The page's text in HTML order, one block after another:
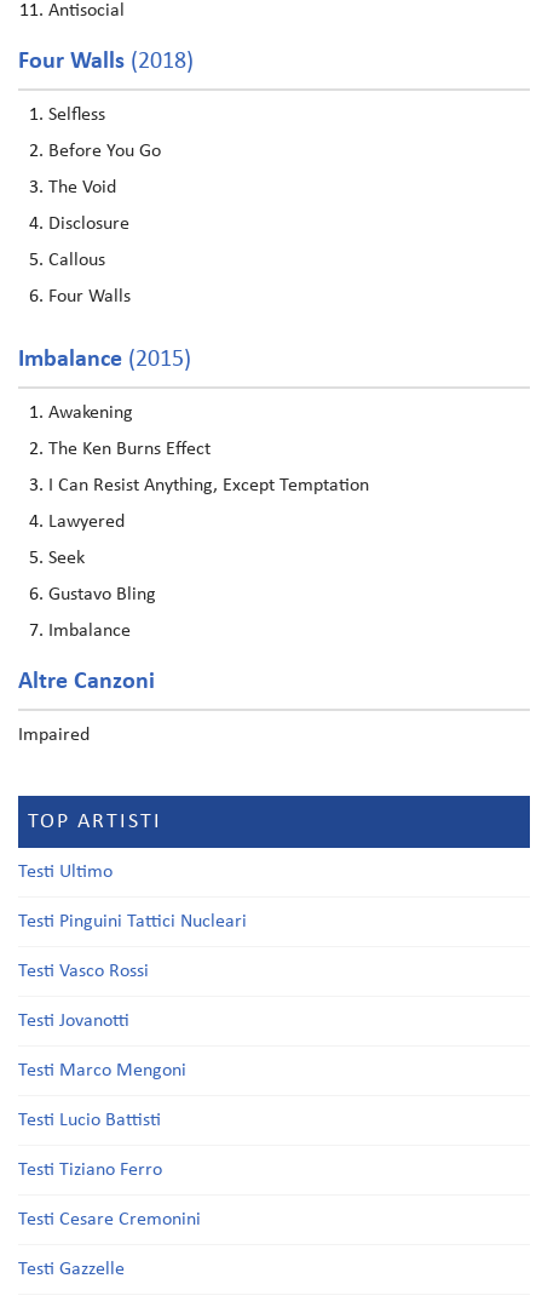
Antisocial
Four Walls (2018)
Selfless
Before You Go
The Void
Disclosure
Callous
Four Walls
Imbalance (2015)
Awakening
The Ken Burns Effect
I Can Resist Anything, Except Temptation
Lawyered
Seek
Gustavo Bling
Imbalance
Altre Canzoni
Impaired
TOP ARTISTI
Testi Ultimo
Testi Pinguini Tattici Nucleari
Testi Vasco Rossi
Testi Jovanotti
Testi Marco Mengoni
Testi Lucio Battisti
Testi Tiziano Ferro
Testi Cesare Cremonini
Testi Gazzelle